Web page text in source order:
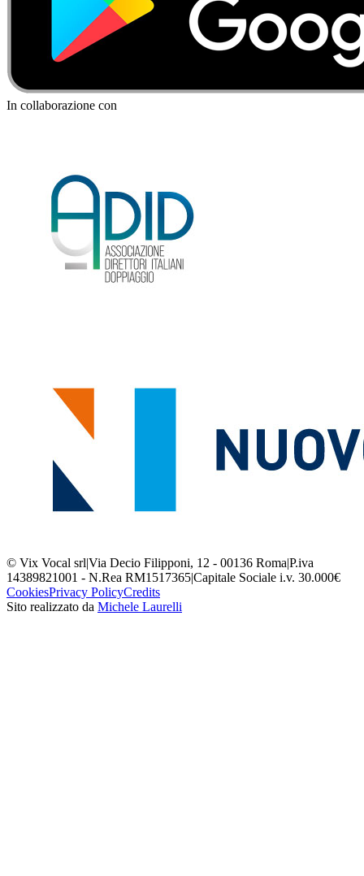
In collaborazione con
© Vix Vocal srl|Via Decio Filipponi, 12 - 00136 Roma|P.iva
14389821001 - N.Rea RM1517365|Capitale Sociale i.v. 30.000€
CookiesPrivacy PolicyCredits
Sito realizzato da Michele Laurelli